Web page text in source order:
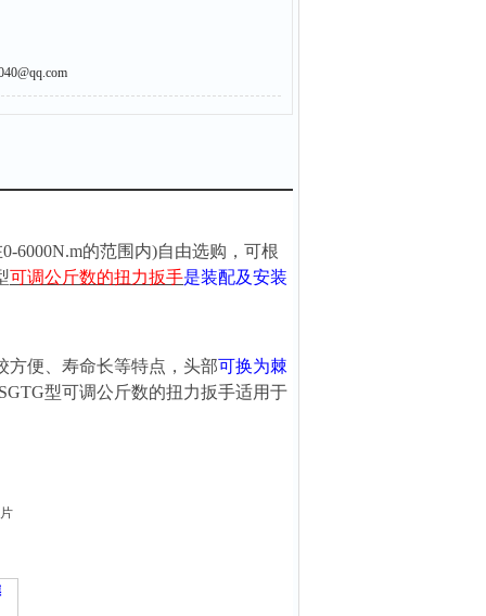
0-6000N.m的范围内)自由选购，可根
可调公斤数的扭力扳手是装配及安装
方便、寿命长等特点，头部可换为棘
SGTG型可调公斤数的扭力扳手适用于